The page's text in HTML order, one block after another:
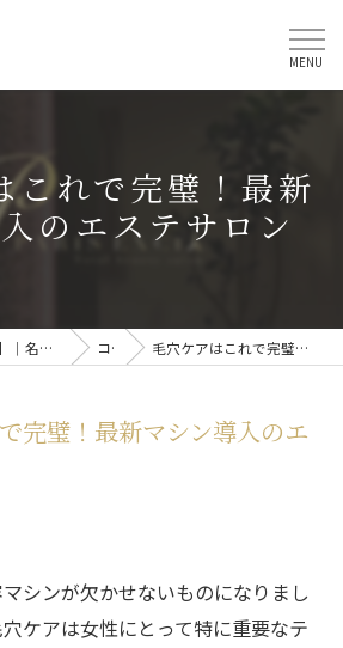
これで完璧！最新
のエステサロン
パリエクシア【公式】｜名古屋駅のトータルビューティーサロン コラム 毛穴ケアはこれで完璧！最新マシン導入のエステサロン
完璧！最新マシン導入のエ
シンが欠かせないものになりまし
ケアは女性にとって特に重要なテ